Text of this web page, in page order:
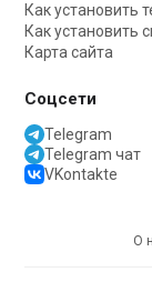
Как установить
Как установить
Карта сайта
Соцсети
Telegram
Telegram чат
VKontakte
О